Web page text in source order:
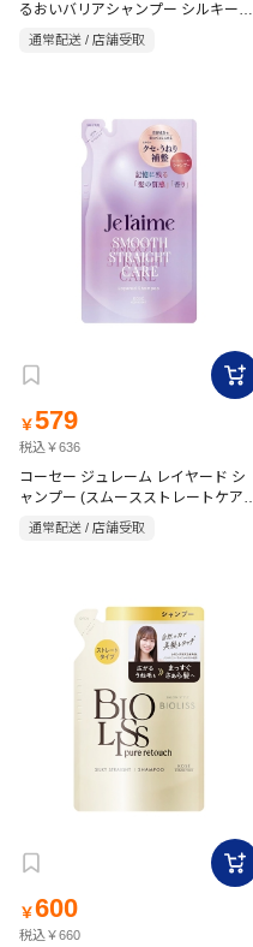
るおいバリアシャンプー シルキー＆
スムース つめかえ用 340mL ときめ
く ホワイトピーチ＆ムスクの香り
通常配送 / 店舗受取
￥579
税込￥636
コーセー ジュレーム レイヤード シ
ャンプー (スムースストレートケア)
詰替 340ml
通常配送 / 店舗受取
￥600
税込￥660